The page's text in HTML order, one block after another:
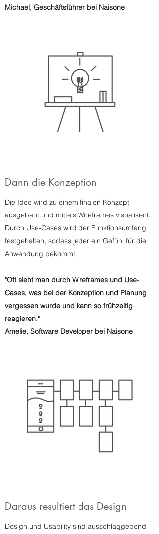
Michael, Geschäftsführer bei Naisone
Dann die Konzeption
Die Idee wird zu einem finalen Konzept
ausgebaut und mittels Wireframes visualisiert.
Durch Use-Cases wird der Funktionsumfang
festgehalten, sodass jeder ein Gefühl für die
Anwendung bekommt.
"Oft sieht man durch Wireframes und Use-
Cases, was bei der Konzeption und Planung
vergessen wurde und kann so frühzeitig
reagieren."
Amelie, Software Developer bei Naisone
Daraus resultiert das Design
Design und Usability sind ausschlaggebend